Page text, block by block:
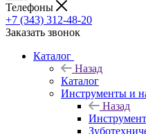
Телефоны
+7 (343) 312-48-20
Заказать звонок
Каталог
Назад
Каталог
Инструменты и
Назад